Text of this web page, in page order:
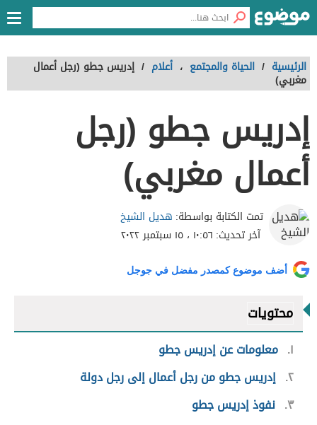
الرئيسية / الحياة والمجتمع ، أعلام / إدريس جطو (رجل أعمال
مغربي)
إدريس جطو (رجل
أعمال مغربي)
تمت الكتابة بواسطة: هديل الشيخ
آخر تحديث: ١٠:٥٦ ، ١٥ سبتمبر ٢٠٢٢
أضف موضوع كمصدر مفضل في جوجل
محتويات
١ معلومات عن إدريس جطو
٢ إدريس جطو من رجل أعمال إلى رجل دولة
٣ نفوذ إدريس جطو